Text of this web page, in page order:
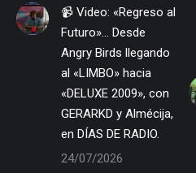
📹 Video: «Regreso al
Futuro»… Desde
Angry Birds llegando
al «LIMBO» hacia
«DELUXE 2009», con
GERARKD y Almécija,
en DÍAS DE RADIO.
24/07/2026